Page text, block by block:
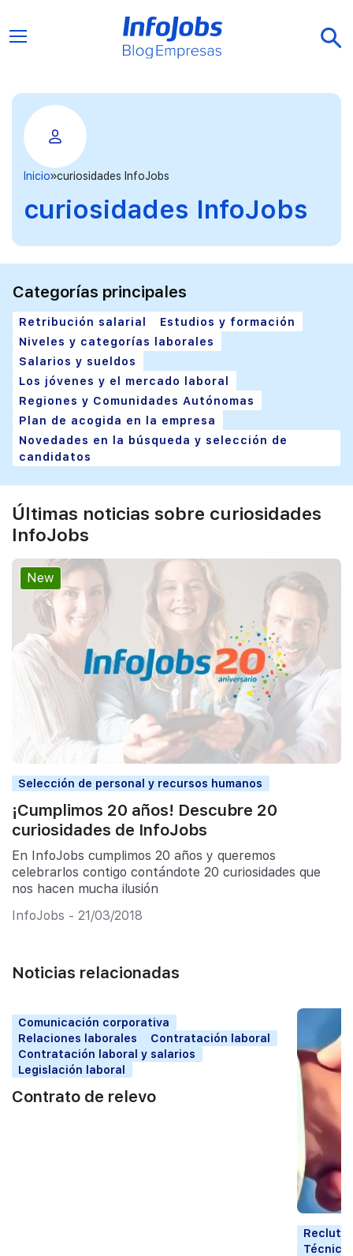
Inicio curiosidades InfoJobs
curiosidades InfoJobs
Categorías principales
Retribución salarial
Estudios y formación
Niveles y categorías laborales
Salarios y sueldos
Los jóvenes y el mercado laboral
Regiones y Comunidades Autónomas
Plan de acogida en la empresa
Novedades en la búsqueda y selección de
candidatos
Últimas noticias sobre curiosidades
InfoJobs
New
Selección de personal y recursos humanos
¡Cumplimos 20 años! Descubre 20
curiosidades de InfoJobs
En InfoJobs cumplimos 20 años y queremos
celebrarlos contigo contándote 20 curiosidades que
nos hacen mucha ilusión
InfoJobs - 21/03/2018
Noticias relacionadas
Comunicación corporativa
Relaciones laborales
Contratación laboral
Contratación laboral y salarios
Legislación laboral
Contrato de relevo